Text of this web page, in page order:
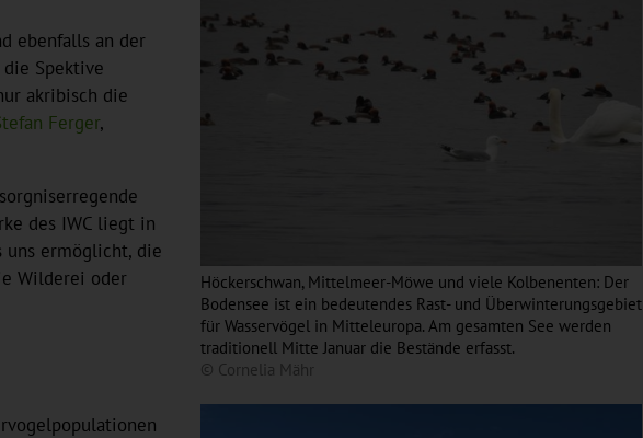
Höckerschwan, Mittelmeer-Möwe und viele Kolbenenten: Der
Bodensee ist ein bedeutendes Rast- und Überwinterungsgebiet
für Wasservögel in Mitteleuropa. Am gesamten See werden
traditionell Mitte Januar die Bestände erfasst.
© Cornelia Mähr
ebenfalls an der
Spektive
akribisch die
Ferger,
des IWC liegt in
uns ermöglicht, die
Wilderei oder